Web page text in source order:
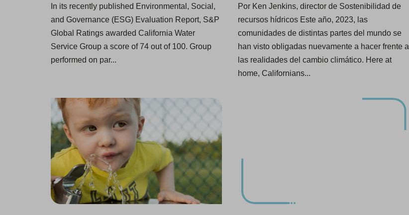
In its recently published Environmental, Social,
and Governance (ESG) Evaluation Report, S&P
Global Ratings awarded California Water
Service Group a score of 74 out of 100. Group
performed on par...
Por Ken Jenkins, director de Sostenibilidad de
recursos hídricos Este año, 2023, las
comunidades de distintas partes del mundo se
han visto obligadas nuevamente a hacer frente a
las realidades del cambio climático. Here at
home, Californians...